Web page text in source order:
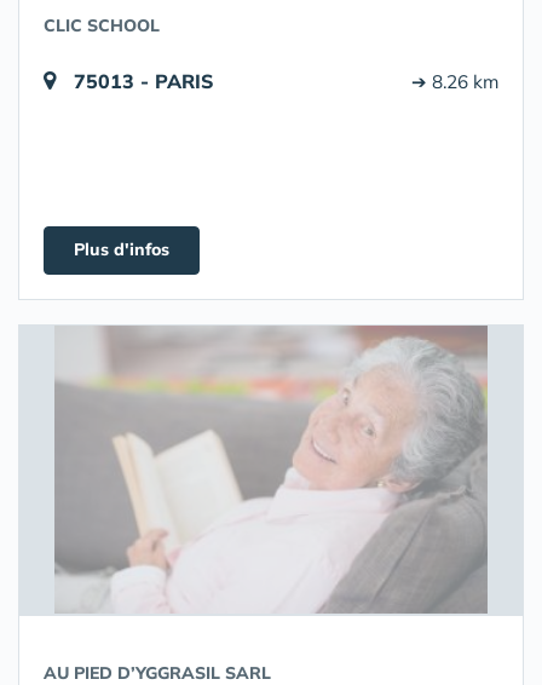
CLIC SCHOOL
75013 - PARIS ➔ 8.26 km
Plus d'infos
AU PIED D’YGGRASIL SARL